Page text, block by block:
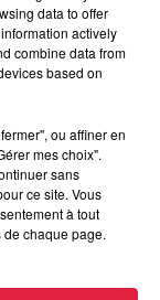
sort des
:
réagit
data to offer
actively
combine data from
based on
ou affiner en
mes choix".
sans
ce site. Vous
à tout
chaque page.